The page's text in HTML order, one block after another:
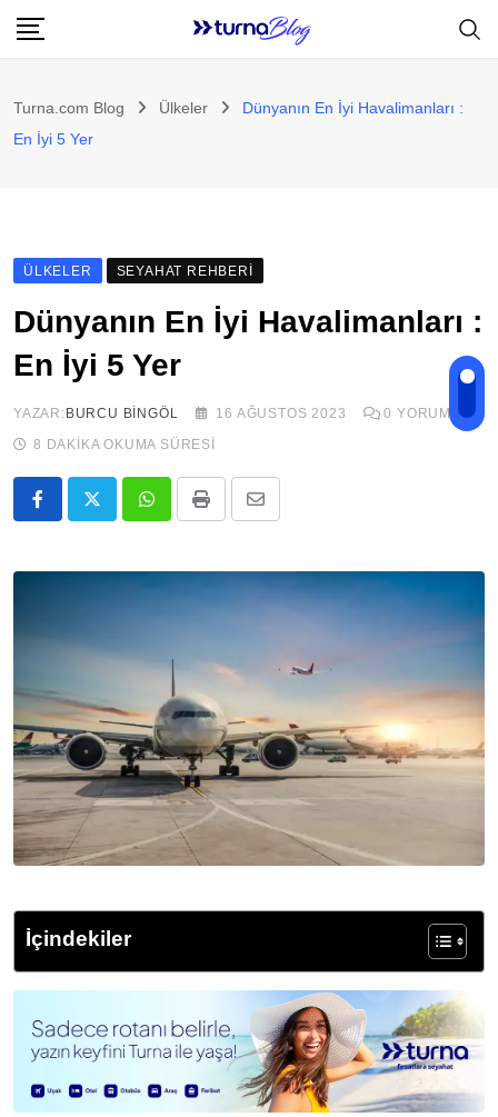
Skip
Turna.com Blog Ülkeler
Dünyanın En İyi Havalimanları :
En İyi 5 Yer
ÜLKELER SEYAHAT REHBERI
Dünyanın En İyi Havalimanları :
En İyi 5 Yer
YAZAR: BURCU BINGÖL 16 AĞUSTOS 2023 0 YORUM
8 DAKIKA OKUMA SÜRESI
Whatsapp
Print
ile
Paylaş
İçindekiler